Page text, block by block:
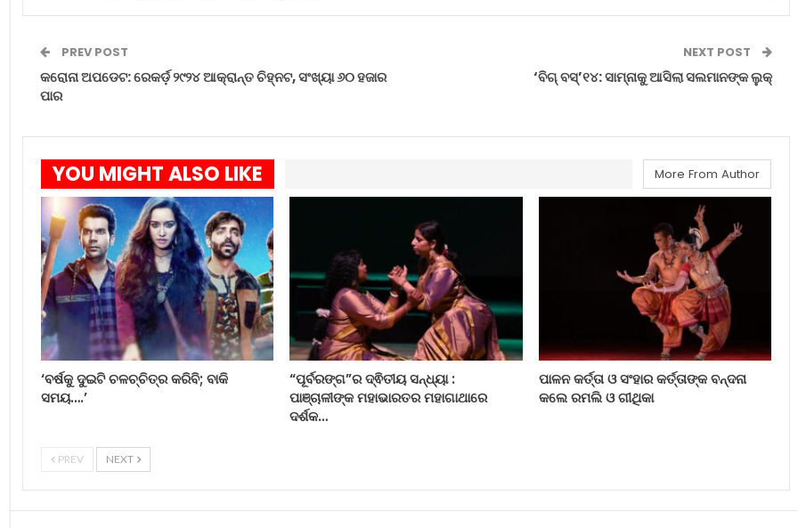
PREV POST
କରୋନା ଅପଡେଟ: ରେକର୍ଡ଼ ୨୯୨୪ ଆକ୍ରାନ୍ତ ଚିହ୍ନଟ, ସଂଖ୍ୟା ୬୦ ହଜାର
ପାର
NEXT POST
‘ବିଗ୍ ବସ୍’୧୪: ସାମ୍ନାକୁ ଆସିଲା ସଲମାନଙ୍କ ଲୁକ୍
YOU MIGHT ALSO LIKE More From Author
‘ବର୍ଷକୁ ଦୁଇଟି ଚଳଚ୍ଚିତ୍ର କରିବି; ବାକି
ସମୟ….’
“ପୂର୍ବରଙ୍ଗ”ର ଦ୍ଵିତୀୟ ସନ୍ଧ୍ୟା :
ପାଞ୍ଚାଳୀଙ୍କ ମହାଭାରତର ମହାଗାଥାରେ
ଦର୍ଶକ…
ପାଳନ କର୍ତ୍ତା ଓ ସଂହାର କର୍ତ୍ତାଙ୍କ ବନ୍ଦନା
କଲେ ରମଲି ଓ ଗୀଥିକା
PREV NEXT